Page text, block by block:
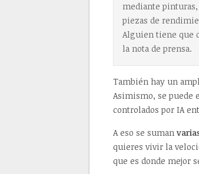
mediante
piezas de
Alguien tiene que
la nota de prensa.
También hay un
Asimismo, se puede
controlados por IA
A eso se suman
quieres vivir la
que es donde mejor